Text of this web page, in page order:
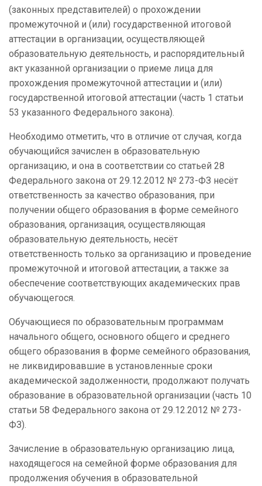
(законных представителей) о прохождении
промежуточной и (или) государственной итоговой
аттестации в организации, осуществляющей
образовательную деятельность, и распорядительный
акт указанной организации о приеме лица для
прохождения промежуточной аттестации и (или)
государственной итоговой аттестации (часть 1 статьи
53 указанного Федерального закона).
Необходимо отметить, что в отличие от случая, когда
обучающийся зачислен в образовательную
организацию, и она в соответствии со статьей 28
Федерального закона от 29.12.2012 № 273-ФЗ несёт
ответственность за качество образования, при
получении общего образования в форме семейного
образования, организация, осуществляющая
образовательную деятельность, несёт
ответственность только за организацию и проведение
промежуточной и итоговой аттестации, а также за
обеспечение соответствующих академических прав
обучающегося.
Обучающиеся по образовательным программам
начального общего, основного общего и среднего
общего образования в форме семейного образования,
не ликвидировавшие в установленные сроки
академической задолженности, продолжают получать
образование в образовательной организации (часть 10
статьи 58 Федерального закона от 29.12.2012 № 273-
ФЗ).
Зачисление в образовательную организацию лица,
находящегося на семейной форме образования для
продолжения обучения в образовательной